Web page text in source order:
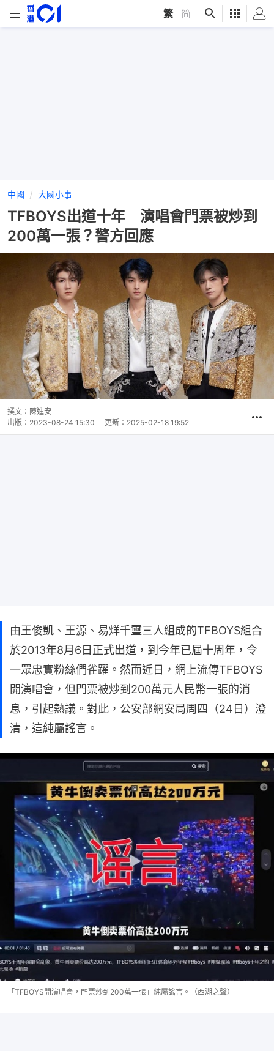
繁 简
中國 大國小事
TFBOYS出道十年 演唱會門票被炒到
200萬一張？警方回應
撰文： 陳進安
出版： 2023-08-24 15:30 更新： 2025-02-18 19:52
由王俊凱、王源、易烊千璽三人組成的TFBOYS組合
於2013年8月6日正式出道，到今年已屆十周年，令
一眾忠實粉絲們雀躍。然而近日，網上流傳TFBOYS
開演唱會，但門票被炒到200萬元人民幣一張的消
息，引起熱議。對此，公安部網安局周四（24日）澄
清，這純屬謠言。
「TFBOYS開演唱會，門票炒到200萬一張」純屬謠言。（西湖之聲）